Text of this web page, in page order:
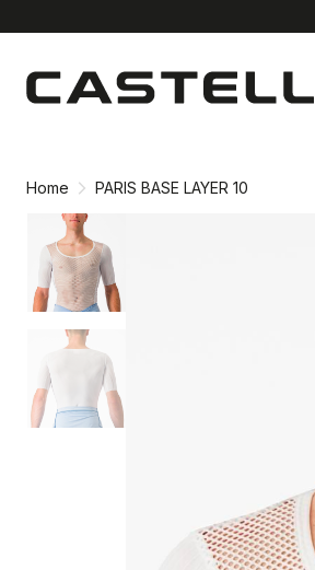
contenuto
navigazione
Home PARIS BASE LAYER 10